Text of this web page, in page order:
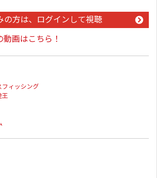
の方は、ログインして視聴
画はこちら！
フィッシング
王